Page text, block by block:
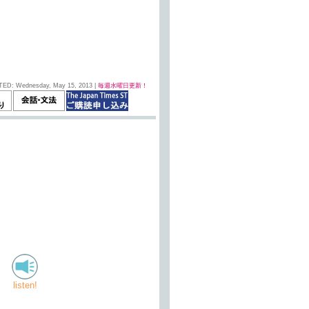
Wednesday, May 15, 2013 | 毎週水曜日更新！
listen!